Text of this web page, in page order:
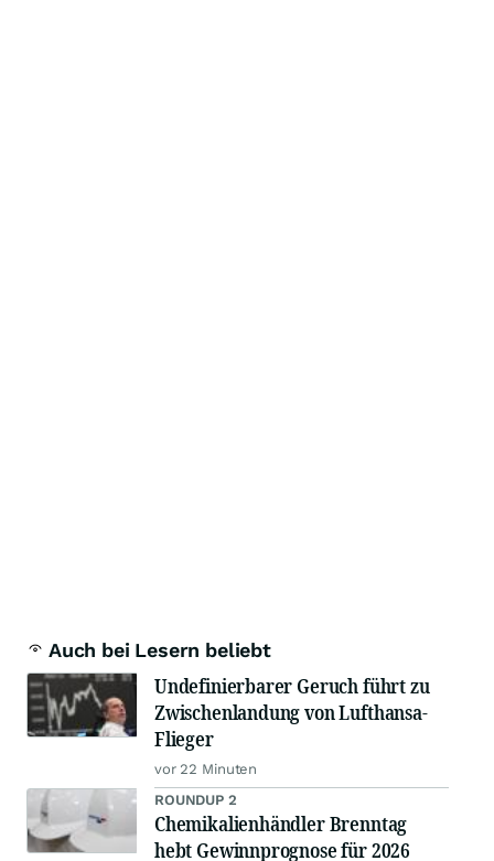
Auch bei Lesern beliebt
Undefinierbarer Geruch führt zu
Zwischenlandung von Lufthansa-
Flieger
vor 22 Minuten
ROUNDUP 2
Chemikalienhändler Brenntag
hebt Gewinnprognose für 2026